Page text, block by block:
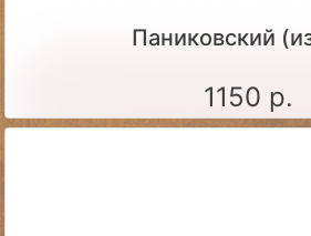
Паниковский
1150 р.